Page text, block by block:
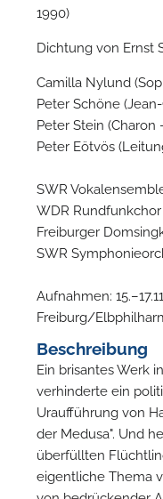
1990)
Dichtung von Ernst
Camilla Nylund
Peter Schöne
Peter Stein (Charon
Peter Eötvös
SWR
WDR Rundfunkchor
Freiburger
SWR
Aufnahmen:
Freiburg/
Beschreibung
Ein brisantes Werk
verhinderte ein
Uraufführung von
der Medusa". Und
überfüllten
eigentliche Thema